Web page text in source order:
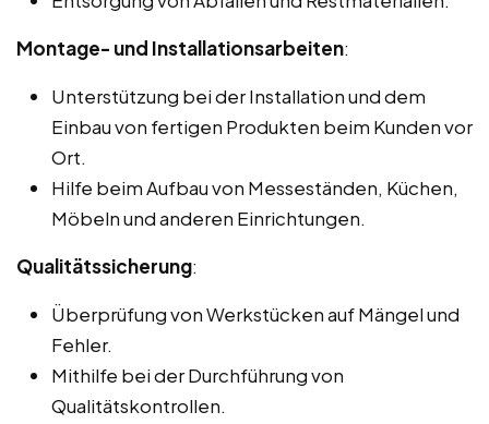
Montage- und Installationsarbeiten:
Unterstützung bei der Installation und dem
Einbau von fertigen Produkten beim Kunden vor
Ort.
Hilfe beim Aufbau von Messeständen, Küchen,
Möbeln und anderen Einrichtungen.
Qualitätssicherung:
Überprüfung von Werkstücken auf Mängel und
Fehler.
Mithilfe bei der Durchführung von
Qualitätskontrollen.